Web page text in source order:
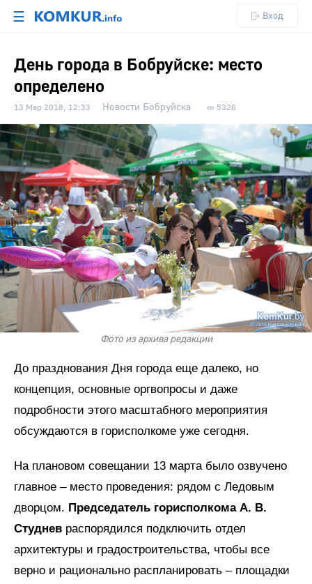
☰ Вход
День города в Бобруйске: место
определено
13 Мар 2018, 12:33 Новости Бобруйска 5326
Фото из архива редакции
До празднования Дня города еще далеко, но
концепция, основные оргвопросы и даже
подробности этого масштабного мероприятия
обсуждаются в горисполкоме уже сегодня.
На плановом совещании 13 марта было озвучено
главное – место проведения: рядом с Ледовым
дворцом. Председатель горисполкома А. В.
Студнев распорядился подключить отдел
архитектуры и градостроительства, чтобы все
верно и рационально распланировать – площадки